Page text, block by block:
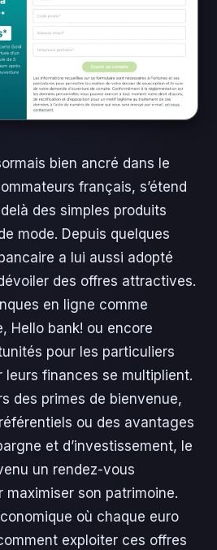
bien ancré dans le
français, s’étend
des simples produits
mode. Depuis quelques
a lui aussi adopté
des offres attractives.
en ligne comme
Hello bank! ou encore
pour les particuliers
leurs finances se multiplient.
des primes de bienvenue,
ou des avantages
et d’investissement, le
un rendez-vous
maximiser son patrimoine.
où chaque euro
exploiter ces offres